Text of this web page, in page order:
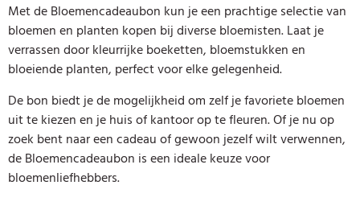
Met de Bloemencadeaubon kun je een prachtige selectie van
bloemen en planten kopen bij diverse bloemisten. Laat je
verrassen door kleurrijke boeketten, bloemstukken en
bloeiende planten, perfect voor elke gelegenheid.
De bon biedt je de mogelijkheid om zelf je favoriete bloemen
uit te kiezen en je huis of kantoor op te fleuren. Of je nu op
zoek bent naar een cadeau of gewoon jezelf wilt verwennen,
de Bloemencadeaubon is een ideale keuze voor
bloemenliefhebbers.